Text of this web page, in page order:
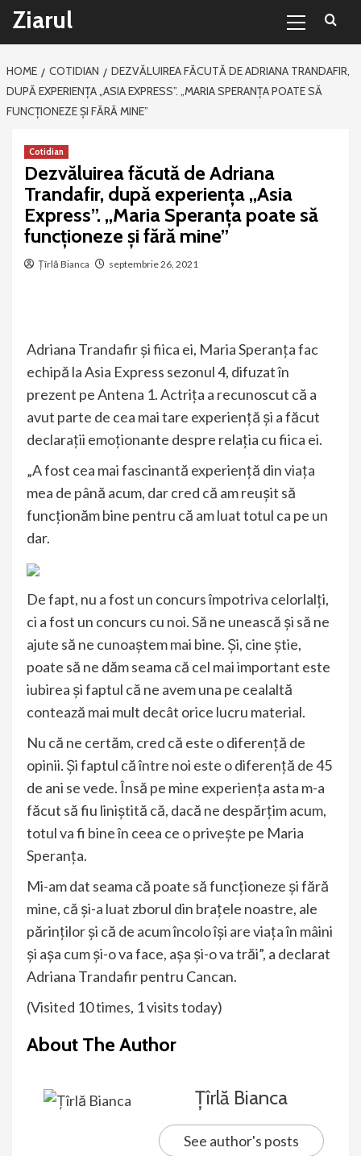
Sari
conținut
Ziarul
Menu
HOME COTIDIAN
DEZVĂLUIREA FĂCUTĂ DE ADRIANA TRANDAFIR,
DUPĂ EXPERIENȚA „ASIA EXPRESS”. „MARIA SPERANȚA POATE SĂ
FUNCȚIONEZE ȘI FĂRĂ MINE”
Cotidian
Dezvăluirea făcută de Adriana
Trandafir, după experiența „Asia
Express”. „Maria Speranța poate să
funcționeze și fără mine”
Țîrlă Bianca septembrie 26, 2021
Adriana Trandafir și fiica ei, Maria Speranța fac
echipă la Asia Express sezonul 4, difuzat în
prezent pe Antena 1. Actrița a recunoscut că a
avut parte de cea mai tare experiență și a făcut
declarații emoționante despre relația cu fiica ei.
„A fost cea mai fascinantă experiență din viața
mea de până acum, dar cred că am reușit să
funcționăm bine pentru că am luat totul ca pe un
dar.
De fapt, nu a fost un concurs împotriva celorlalți,
ci a fost un concurs cu noi. Să ne unească și să ne
ajute să ne cunoaștem mai bine. Și, cine știe,
poate să ne dăm seama că cel mai important este
iubirea și faptul că ne avem una pe cealaltă
contează mai mult decât orice lucru material.
Nu că ne certăm, cred că este o diferență de
opinii. Și faptul că între noi este o diferență de 45
de ani se vede. Însă pe mine experiența asta m-a
făcut să fiu liniștită că, dacă ne despărțim acum,
totul va fi bine în ceea ce o privește pe Maria
Speranța.
Mi-am dat seama că poate să funcționeze și fără
mine, că și-a luat zborul din brațele noastre, ale
părinților și că de acum încolo își are viața în mâini
și așa cum și-o va face, așa și-o va trăi”, a declarat
Adriana Trandafir pentru Cancan.
(Visited 10 times, 1 visits today)
About The Author
Țîrlă Bianca
See author's posts